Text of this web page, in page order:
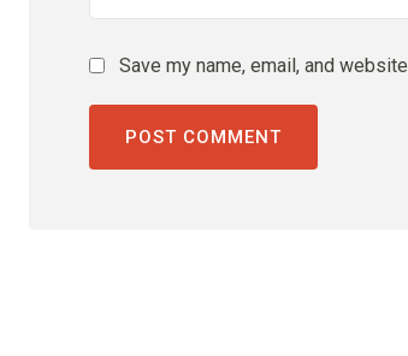
Save my name, email, and